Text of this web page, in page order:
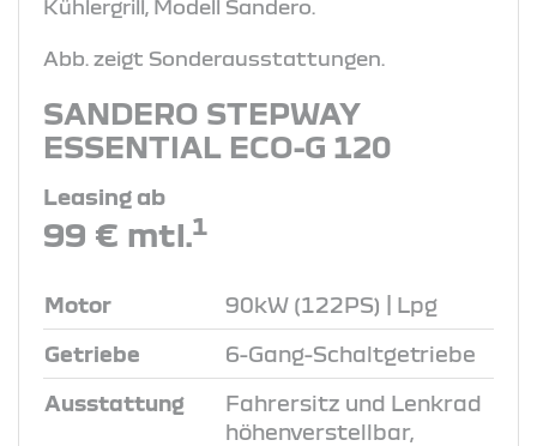
Abb. zeigt Sonderausstattungen.
SANDERO STEPWAY
ESSENTIAL ECO-G 120
Leasing ab
99 € mtl.1
Motor 90kW (122PS) | Lpg
Getriebe 6-Gang-Schaltgetriebe
Ausstattung
Fahrersitz und Lenkrad
höhenverstellbar,